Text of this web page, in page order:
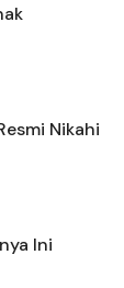
Nikahi
Ini